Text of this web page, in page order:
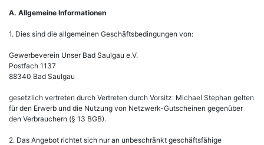
A. Allgemeine Informationen
1. Dies sind die allgemeinen Geschäftsbedingungen von:
Gewerbeverein Unser Bad Saulgau e.V.
Postfach 1137
88340 Bad Saulgau
gesetzlich vertreten durch Vertreten durch Vorsitz: Michael Stephan gelten
für den Erwerb und die Nutzung von Netzwerk-Gutscheinen gegenüber
den Verbrauchern (§ 13 BGB).
2. Das Angebot richtet sich nur an unbeschränkt geschäftsfähige